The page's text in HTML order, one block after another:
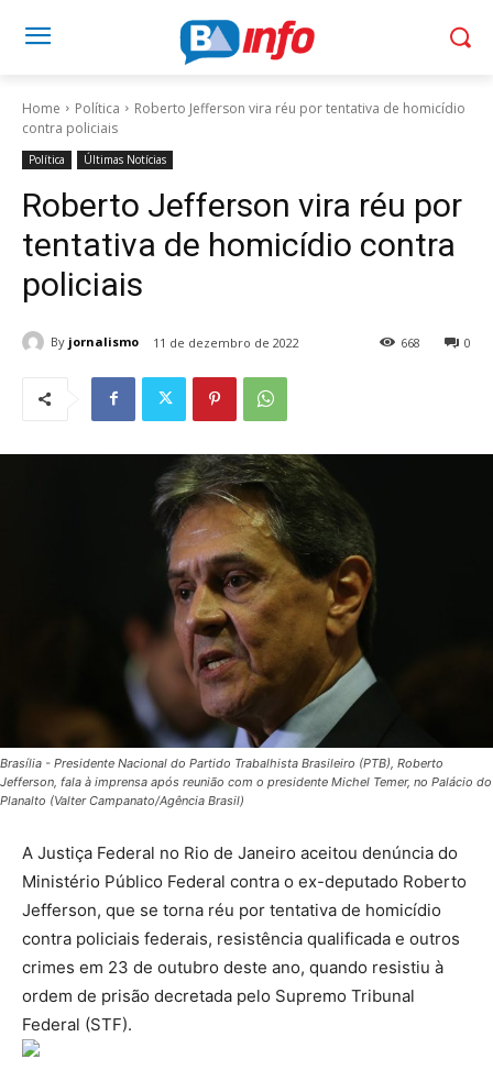
Home Política
Roberto Jefferson vira réu por tentativa de homicídio
contra policiais
Política Últimas Notícias
Roberto Jefferson vira réu por
tentativa de homicídio contra
policiais
By jornalismo 11 de dezembro de 2022 0
668
Brasília - Presidente Nacional do Partido Trabalhista Brasileiro (PTB), Roberto
Jefferson, fala à imprensa após reunião com o presidente Michel Temer, no Palácio do
Planalto (Valter Campanato/Agência Brasil)
A Justiça Federal no Rio de Janeiro aceitou denúncia do
Ministério Público Federal contra o ex-deputado Roberto
Jefferson, que se torna réu por tentativa de homicídio
contra policiais federais, resistência qualificada e outros
crimes em 23 de outubro deste ano, quando resistiu à
ordem de prisão decretada pelo Supremo Tribunal
Federal (STF).